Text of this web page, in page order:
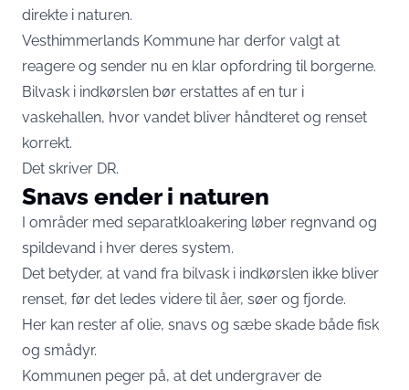
direkte i naturen.
Vesthimmerlands Kommune har derfor valgt at
reagere og sender nu en klar opfordring til borgerne.
Bilvask i indkørslen bør erstattes af en tur i
vaskehallen, hvor vandet bliver håndteret og renset
korrekt.
Det skriver DR.
Snavs ender i naturen
I områder med separatkloakering løber regnvand og
spildevand i hver deres system.
Det betyder, at vand fra bilvask i indkørslen ikke bliver
renset, før det ledes videre til åer, søer og fjorde.
Her kan rester af olie, snavs og sæbe skade både fisk
og smådyr.
Kommunen peger på, at det undergraver de